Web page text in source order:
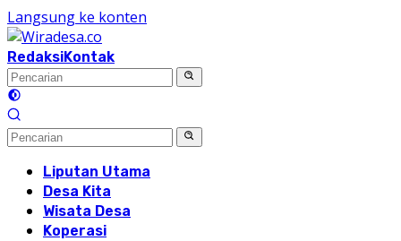
Langsung ke konten
RedaksiKontak
Liputan Utama
Desa Kita
Wisata Desa
Koperasi